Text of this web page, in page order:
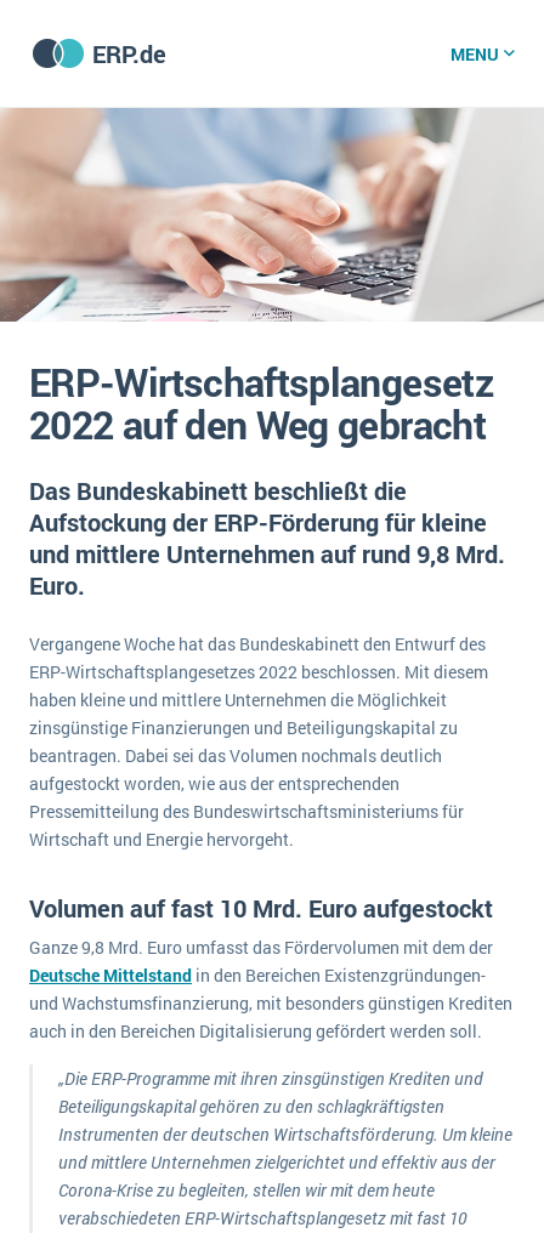
ERP.de
ERP software
Die 15 Schritte einer ERP‑Einführung
Was ist ERP?
Hintergrund
ERP-Software nach Branche
Plattform
Funktionalitäten
Kosten
Auswahl
Einführung
Schulung
Auswertung
Service und Wartung
ERP vergleichen
ERP für jede Branche
ERP-Software nach Branchen
Ämter
Bau
Bildungseinrichtungen
E-commerce
Finanzen
Grosshandel
Handel
Handwerk
Health Care
IKT
Landwirtschaft
Maschinenbau
Medien
NGO
Logistik
Produktion
Immobilien
Services
ERP Wissenszentrum
Vorgestellt
Die 4 Komponenten eines CRM-Systems
5 Funktionen einer ERP-Software für Konzerne
Was ist Data Mining? - Ein Leitfaden für Unternehmen
Mehr über ERP-Software
ERP Wissenszentrum
Ein WMS implementieren: Das sind die 6
wichtigsten Punkte, die es zu beachten gilt
Service Level Agreements (SLA) und ERP: Was muss man wissen?
ERP-Software für Abfallentsorger
Was ist ERP?
ERP-Experten
Offene Stellen bei ERP-Lieferanten
DSGVO/GDPR
Impressum
Kontakt
MENU
ERP-Wirtschaftsplangesetz
2022 auf den Weg gebracht
Das Bundeskabinett beschließt die
Aufstockung der ERP-Förderung für kleine
und mittlere Unternehmen auf rund 9,8 Mrd.
Euro.
Vergangene Woche hat das Bundeskabinett den Entwurf des
ERP-Wirtschaftsplangesetzes 2022 beschlossen. Mit diesem
haben kleine und mittlere Unternehmen die Möglichkeit
zinsgünstige Finanzierungen und Beteiligungskapital zu
beantragen. Dabei sei das Volumen nochmals deutlich
aufgestockt worden, wie aus der entsprechenden
Pressemitteilung des Bundeswirtschaftsministeriums für
Wirtschaft und Energie hervorgeht.
Volumen auf fast 10 Mrd. Euro aufgestockt
Ganze 9,8 Mrd. Euro umfasst das Fördervolumen mit dem der
Deutsche Mittelstand in den Bereichen Existenzgründungen-
und Wachstumsfinanzierung, mit besonders günstigen Krediten
auch in den Bereichen Digitalisierung gefördert werden soll.
„Die ERP-Programme mit ihren zinsgünstigen Krediten und
Beteiligungskapital gehören zu den schlagkräftigsten
Instrumenten der deutschen Wirtschaftsförderung. Um kleine
und mittlere Unternehmen zielgerichtet und effektiv aus der
Corona-Krise zu begleiten, stellen wir mit dem heute
verabschiedeten ERP-Wirtschaftsplangesetz mit fast 10